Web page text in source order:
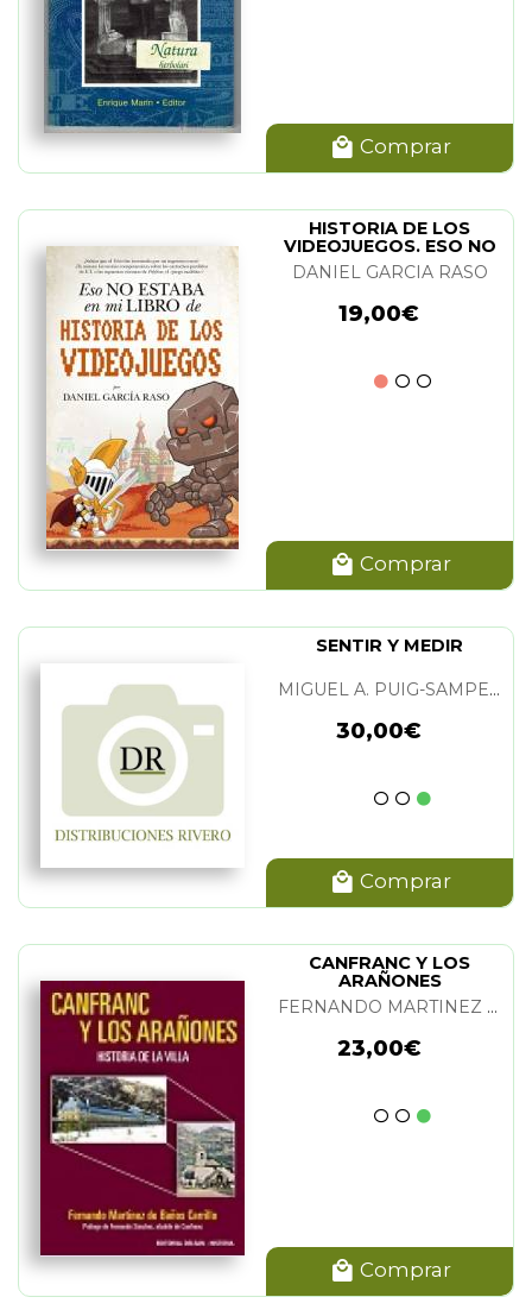
Comprar
HISTORIA DE LOS
VIDEOJUEGOS. ESO NO
ESTABA...
DANIEL GARCIA RASO
19,00€
Comprar
SENTIR Y MEDIR
MIGUEL A. PUIG-SAMPER Y SANDRA REBOK
30,00€
Comprar
CANFRANC Y LOS
ARAÑONES
FERNANDO MARTINEZ DE BAÑOS CARRILLO
23,00€
Comprar